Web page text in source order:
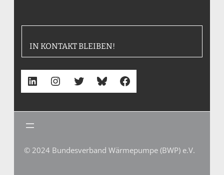
IN KONTAKT BLEIBEN!
LinkedIn Instagram Twitter Bluesky Facebook
© 2024 Bundesverband Wärmepumpe (BWP) e.V.